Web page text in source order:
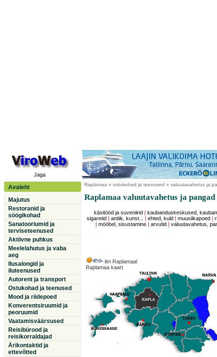
Jaga
Avaleht
Majutus
Restoranid ja
söögikohad
Sanatooriumid ja
terviseteenused
Aktiivne puhkus
Meelelahutus ja vaba
aeg
Ilusalongid ja
iluteenused
Autorent ja transport
Ostukohad ja teenused
Mood ja riidepoed
Konverentsiruumid ja
peoruumid
Vaatamisväärsused
Reisibürood ja
reisikorraldajad
Ärikontaktid ja
ettevõtted
Raplamaa » ostukohad ja teenused » valuutavahetus ja
Raplamaa valuutavahetus ja pangad
käsitööd ja suveniirid
kaubanduskeskused,
sigaretid
|antiik, kunst... |ehted, kuld |muusiikapoed |
|mööbel, sisustamine |arvutid |valuutavahetus,
ilm Raplamaal
Raplamaa kaart